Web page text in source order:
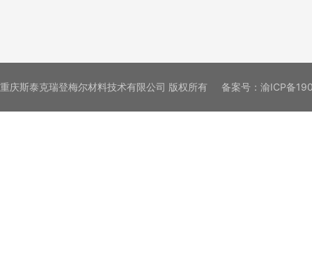
重庆斯泰克瑞登梅尔材料技术有限公司 版权所有 备案号： 渝ICP备